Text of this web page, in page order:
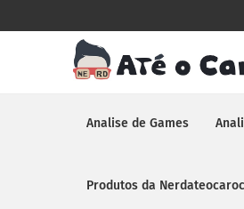
Analise de Games
Produtos da